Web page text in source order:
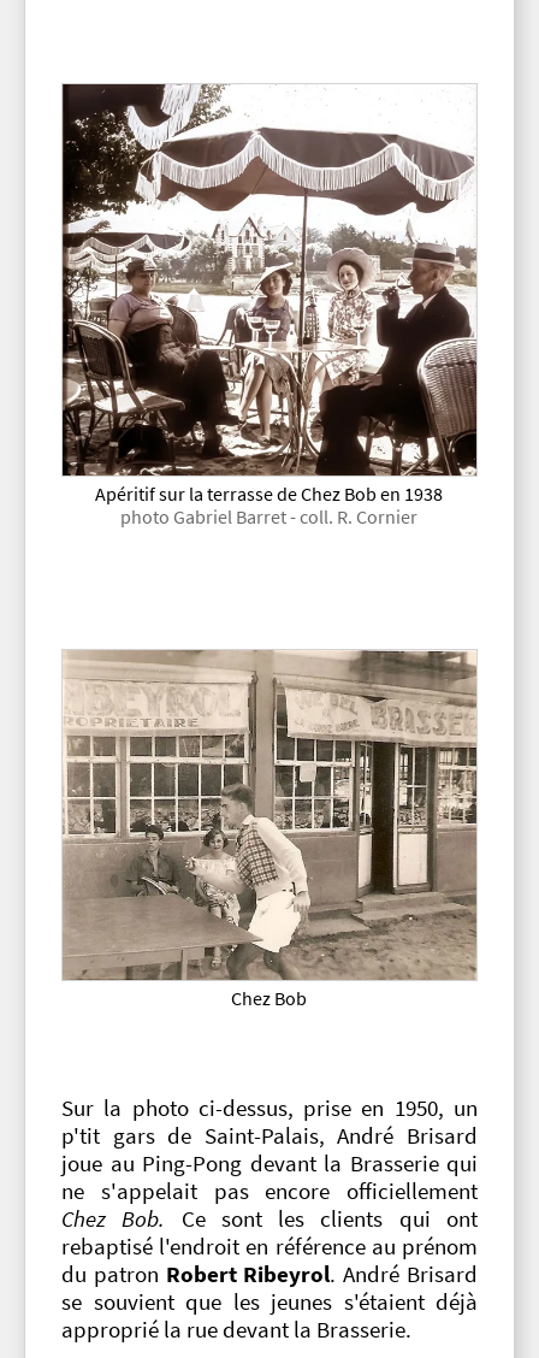
Apéritif sur la terrasse de Chez Bob en 1938
photo Gabriel Barret - coll. R. Cornier
Chez Bob
Sur la photo ci-dessus, prise en 1950, un
p'tit gars de Saint-Palais, André Brisard
joue au Ping-Pong devant la Brasserie qui
ne s'appelait pas encore officiellement
Chez Bob. Ce sont les clients qui ont
rebaptisé l'endroit en référence au prénom
du patron Robert Ribeyrol. André Brisard
se souvient que les jeunes s'étaient déjà
approprié la rue devant la Brasserie.